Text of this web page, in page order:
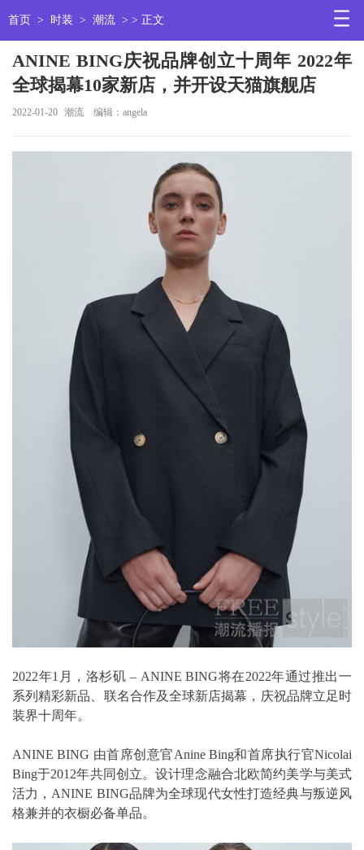
首页 > 时装 > 潮流 > > 正文
ANINE BING庆祝品牌创立十周年 2022年
全球揭幕10家新店，并开设天猫旗舰店
2022-01-20 潮流 编辑：angela
2022年1月，洛杉矶 – ANINE BING将在2022年通过推出一
系列精彩新品、联名合作及全球新店揭幕，庆祝品牌立足时
装界十周年。
ANINE BING 由首席创意官Anine Bing和首席执行官Nicolai
Bing于2012年共同创立。设计理念融合北欧简约美学与美式
活力，ANINE BING品牌为全球现代女性打造经典与叛逆风
格兼并的衣橱必备单品。